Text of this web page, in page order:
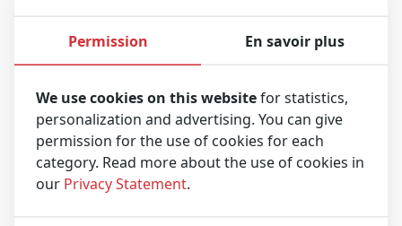
Ambulances
Équipement d’ambulance médicale
Permission En savoir plus
We use cookies on this websitefor statistics,
personalization and advertising. You can give
permission for the use of cookies for each
category. Read more about the use of cookies in
our Privacy Statement.